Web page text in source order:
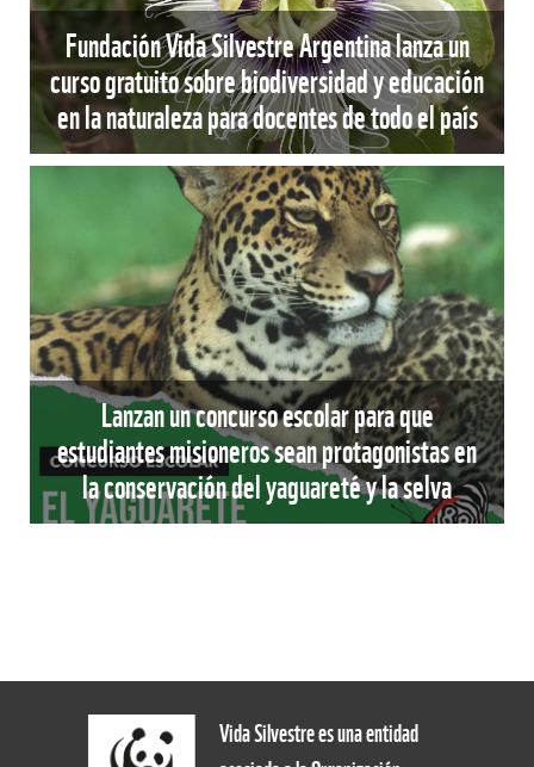
Fundación Vida Silvestre Argentina lanza un
curso gratuito sobre biodiversidad y educación
en la naturaleza para docentes de todo el país
Lanzan un concurso escolar para que
estudiantes misioneros sean protagonistas en
la conservación del yaguareté y la selva
Vida Silvestre es una entidad